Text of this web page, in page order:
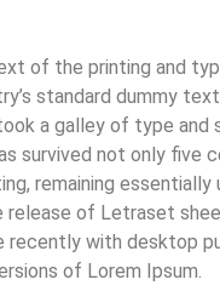
of the printing and
standard dummy
a galley of type and
survived not only five
remaining essentially
release of Letraset
recently with desktop
of Lorem Ipsum.